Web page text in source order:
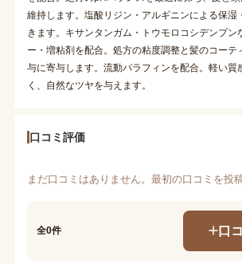
維持します。塩酸リジン・アルギニンによる保湿
きます。キサンタンガム・トウモロコシデンプン
ー・増粘剤を配合。処方の粘度調整と髪のコーテ
与に寄与します。流動パラフィンを配合。軽い質
く、自然なツヤを与えます。
口コミ評価
まだ口コミはありません。最初の口コミを投
全0件 口